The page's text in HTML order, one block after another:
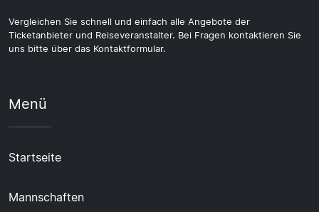
Vergleichen Sie schnell und einfach alle Angebote der
Ticketanbieter und Reiseveranstalter. Bei Fragen kontaktieren Sie
uns bitte über das Kontaktformular.
Menü
Startseite
Mannschaften